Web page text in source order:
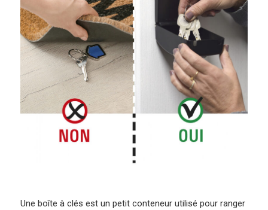
Une boîte à clés est un petit conteneur utilisé pour ranger